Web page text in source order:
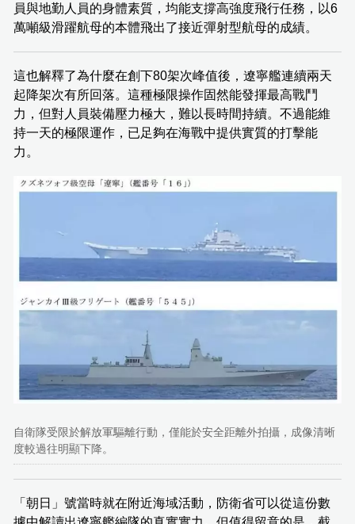
員與地勤人員的身體素質，均能支撐高強度飛行任務，以6
萬噸級滑躍航母的本體飛出了接近彈射型航母的成績。
這也解釋了為什麼在創下80架次峰值後，遼寧艦連續兩天
起降架次有所回落。這種極限操作固然能發揮最高戰鬥
力，但對人員裝備壓力極大，難以長時間持續。不過能維
持一天的極限運作，已足夠在海戰中提供實質的打擊能
力。
自衛隊受限於解放軍驅離行動，僅能於安全距離外拍攝，成像清晰
度較過往明顯下降。
「朝日」號當時就在附近海域活動，防衛省可以從這份數